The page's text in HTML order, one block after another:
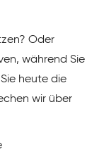
Oder
während Sie
heute die
wir über